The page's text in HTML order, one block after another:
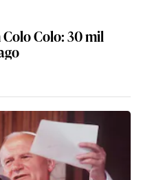
Colo: 30 mil